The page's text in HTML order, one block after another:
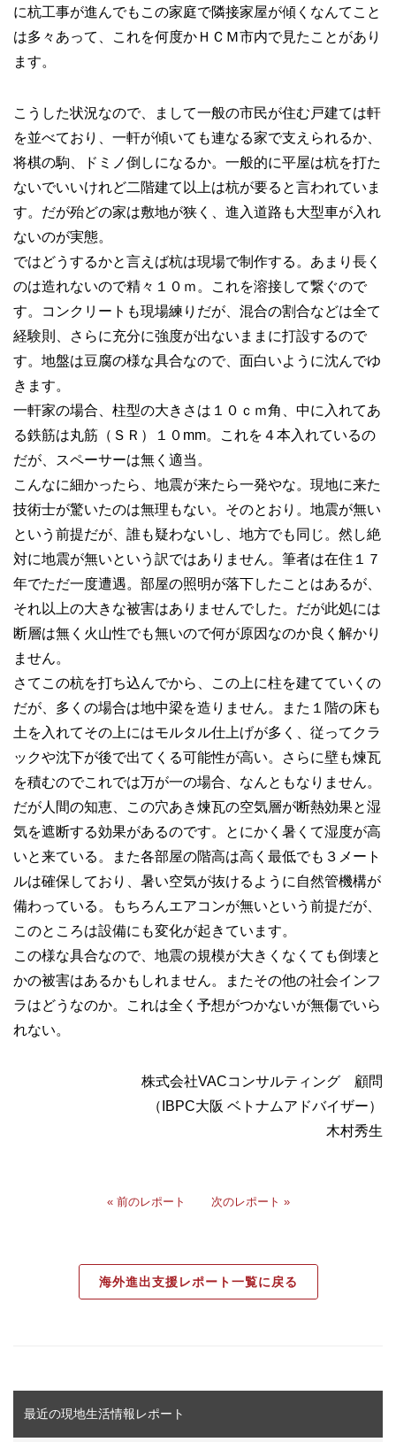
に杭工事が進んでもこの家庭で隣接家屋が傾くなんてこと
は多々あって、これを何度かＨＣＭ市内で見たことがあり
ます。
こうした状況なので、まして一般の市民が住む戸建ては軒
を並べており、一軒が傾いても連なる家で支えられるか、
将棋の駒、ドミノ倒しになるか。一般的に平屋は杭を打た
ないでいいけれど二階建て以上は杭が要ると言われていま
す。だが殆どの家は敷地が狭く、進入道路も大型車が入れ
ないのが実態。
ではどうするかと言えば杭は現場で制作する。あまり長く
のは造れないので精々１０ｍ。これを溶接して繋ぐので
す。コンクリートも現場練りだが、混合の割合などは全て
経験則、さらに充分に強度が出ないままに打設するので
す。地盤は豆腐の様な具合なので、面白いように沈んでゆ
きます。
一軒家の場合、柱型の大きさは１０ｃｍ角、中に入れてあ
る鉄筋は丸筋（ＳＲ）１０mm。これを４本入れているの
だが、スペーサーは無く適当。
こんなに細かったら、地震が来たら一発やな。現地に来た
技術士が驚いたのは無理もない。そのとおり。地震が無い
という前提だが、誰も疑わないし、地方でも同じ。然し絶
対に地震が無いという訳ではありません。筆者は在住１７
年でただ一度遭遇。部屋の照明が落下したことはあるが、
それ以上の大きな被害はありませんでした。だが此処には
断層は無く火山性でも無いので何が原因なのか良く解かり
ません。
さてこの杭を打ち込んでから、この上に柱を建てていくの
だが、多くの場合は地中梁を造りません。また１階の床も
土を入れてその上にはモルタル仕上げが多く、従ってクラ
ックや沈下が後で出てくる可能性が高い。さらに壁も煉瓦
を積むのでこれでは万が一の場合、なんともなりません。
だが人間の知恵、この穴あき煉瓦の空気層が断熱効果と湿
気を遮断する効果があるのです。とにかく暑くて湿度が高
いと来ている。また各部屋の階高は高く最低でも３メート
ルは確保しており、暑い空気が抜けるように自然管機構が
備わっている。もちろんエアコンが無いという前提だが、
このところは設備にも変化が起きています。
この様な具合なので、地震の規模が大きくなくても倒壊と
かの被害はあるかもしれません。またその他の社会インフ
ラはどうなのか。これは全く予想がつかないが無傷でいら
れない。
株式会社VACコンサルティング 顧問
（IBPC大阪 ベトナムアドバイザー）
木村秀生
« 前のレポート 次のレポート »
海外進出支援レポート一覧に戻る
最近の現地生活情報レポート